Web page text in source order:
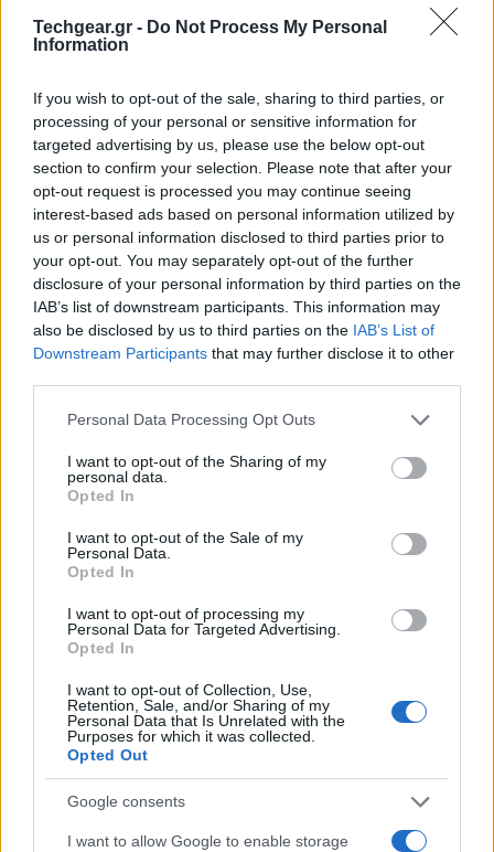
Techgear.gr - Do Not Process My Personal
Information
If you wish to opt-out of the sale, sharing to third parties, or
processing of your personal or sensitive information for
targeted advertising by us, please use the below opt-out
section to confirm your selection. Please note that after your
opt-out request is processed you may continue seeing
interest-based ads based on personal information utilized by
us or personal information disclosed to third parties prior to
your opt-out. You may separately opt-out of the further
disclosure of your personal information by third parties on the
IAB’s list of downstream participants. This information may
also be disclosed by us to third parties on the IAB’s List of
Downstream Participants that may further disclose it to other
Please note that this website/app uses one or more Google
not limited to your visit or usage behaviour. You may click to
grant or deny consent to Google and its third-party tags to
use your data for below specified purposes in below Google
consent section.
Personal Data Processing Opt Outs
I want to opt-out of the Sharing of my
personal data.
Opted In
I want to opt-out of the Sale of my
Personal Data.
Opted In
I want to opt-out of processing my
Personal Data for Targeted Advertising.
Opted In
I want to opt-out of Collection, Use,
Retention, Sale, and/or Sharing of my
Personal Data that Is Unrelated with the
Purposes for which it was collected.
Opted Out
Google consents
I want to allow Google to enable storage
Πυρηνική Φυσική: Το «μαγικά» νούμερα
πίσω από τη σταθερότητα των ατόμων
Από τη θεωρία στην πράξη
Τα τελευταία χρόνια έχουν προκύψει νέοι «μαγικοί
αριθμοί» για νετρόνια, όπως οι 14, 16, 32 και 34, σε
εξωτικά ισότοπα μακριά από τη σταθερότητα.
Ωστόσο, η επιβεβαίωση νέων μαγικών αριθμών για
πρωτόνια ήταν πολύ πιο δύσκολη. Η θεωρία
προέβλεπε πως, λόγω της λεγόμενης πυρηνικής
κατοπτρικής συμμετρίας, ο αριθμός 14 στα πρωτόνια
θα έπρεπε να λειτουργεί ως μαγικός στο ισότοπο
πυρίτιο-22, όπως ακριβώς συμβαίνει με τον αριθμό 14
στα νετρόνια του οξυγόνο-22.
Το πρόβλημα ήταν ότι το πυρίτιο-22 παράγεται σε
ελάχιστες ποσότητες και διασπάται σχεδόν αμέσως,
καθιστώντας αδύνατη την ακριβή μελέτη του – μέχρι
σήμερα.
Το πείραμα στο Lanzhou
Χρησιμοποιώντας την τεχνικήBρ-defined
Storage Ring του Heavy Ion Research Facility στο
Lanzhou, η ομάδα του IMP κατάφερε να μετρήσει για
πρώτη φορά τη μάζα θεμελιώδους κατάστασης του
πυριτίου-22. Πρόκειται για τον πρώτο ακριβή
προσδιορισμό μάζας ενός πυρήνα που βρίσκεται στο
όριο σταθερότητας ως προς τα πρωτόνια.